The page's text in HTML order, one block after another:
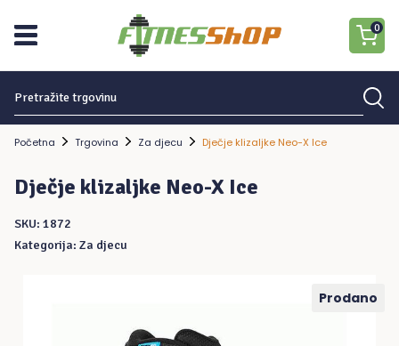
0
Početna Trgovina Za djecu Dječje klizaljke Neo-X Ice
Dječje klizaljke Neo-X Ice
SKU: 1872
Kategorija: Za djecu
Prodano